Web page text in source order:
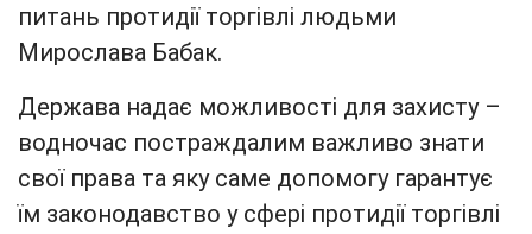
питань протидії торгівлі людьми
Мирослава Бабак.
Держава надає можливості для захисту –
водночас постраждалим важливо знати
свої права та яку саме допомогу гарантує
їм законодавство у сфері протидії торгівлі